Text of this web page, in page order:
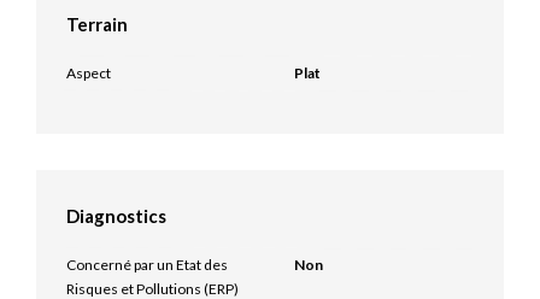
Terrain
Aspect Plat
Diagnostics
Concerné par un Etat des
Risques et Pollutions (ERP)
Non